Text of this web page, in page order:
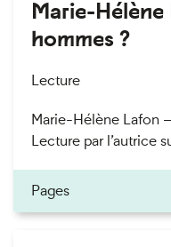
Marie-
hommes ?
Lecture
Marie-Hélène Lafon
Lecture par l’autrice
Pages